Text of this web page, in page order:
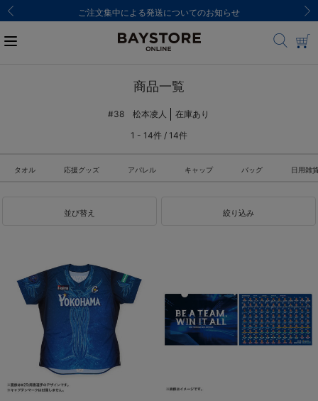
ご注文集中による発送についてのお知らせ
商品一覧
#38 松本凌人
在庫あり
1 - 14件 / 14件
タオル 応援グッズ アパレル キャップ バッグ 日用雑
並び替え 絞り込み